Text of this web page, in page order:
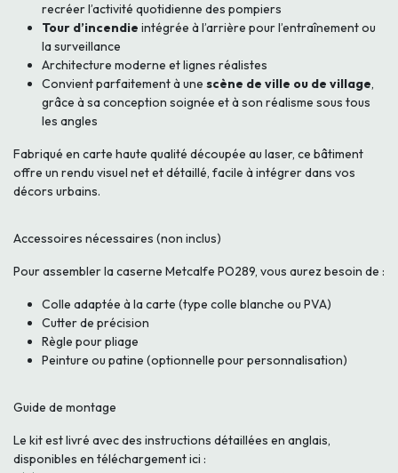
recréer l’activité quotidienne des pompiers
Tour d’incendie intégrée à l’arrière pour l’entraînement ou
la surveillance
Architecture moderne et lignes réalistes
Convient parfaitement à une scène de ville ou de village,
grâce à sa conception soignée et à son réalisme sous tous
les angles
Fabriqué en carte haute qualité découpée au laser, ce bâtiment
offre un rendu visuel net et détaillé, facile à intégrer dans vos
décors urbains.
Accessoires nécessaires (non inclus)
Pour assembler la caserne Metcalfe PO289, vous aurez besoin de :
Colle adaptée à la carte (type colle blanche ou PVA)
Cutter de précision
Règle pour pliage
Peinture ou patine (optionnelle pour personnalisation)
Guide de montage
Le kit est livré avec des instructions détaillées en anglais,
disponibles en téléchargement ici :